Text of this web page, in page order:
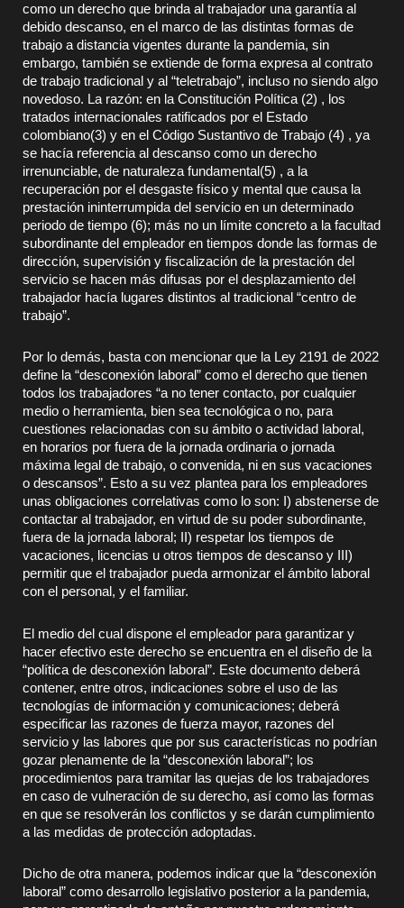
como un derecho que brinda al trabajador una garantía al
debido descanso, en el marco de las distintas formas de
trabajo a distancia vigentes durante la pandemia, sin
embargo, también se extiende de forma expresa al contrato
de trabajo tradicional y al “teletrabajo”, incluso no siendo algo
novedoso. La razón: en la Constitución Política (2) , los
tratados internacionales ratificados por el Estado
colombiano(3) y en el Código Sustantivo de Trabajo (4) , ya
se hacía referencia al descanso como un derecho
irrenunciable, de naturaleza fundamental(5) , a la
recuperación por el desgaste físico y mental que causa la
prestación ininterrumpida del servicio en un determinado
periodo de tiempo (6); más no un límite concreto a la facultad
subordinante del empleador en tiempos donde las formas de
dirección, supervisión y fiscalización de la prestación del
servicio se hacen más difusas por el desplazamiento del
trabajador hacía lugares distintos al tradicional “centro de
trabajo”.
Por lo demás, basta con mencionar que la Ley 2191 de 2022
define la “desconexión laboral” como el derecho que tienen
todos los trabajadores “a no tener contacto, por cualquier
medio o herramienta, bien sea tecnológica o no, para
cuestiones relacionadas con su ámbito o actividad laboral,
en horarios por fuera de la jornada ordinaria o jornada
máxima legal de trabajo, o convenida, ni en sus vacaciones
o descansos”. Esto a su vez plantea para los empleadores
unas obligaciones correlativas como lo son: I) abstenerse de
contactar al trabajador, en virtud de su poder subordinante,
fuera de la jornada laboral; II) respetar los tiempos de
vacaciones, licencias u otros tiempos de descanso y III)
permitir que el trabajador pueda armonizar el ámbito laboral
con el personal, y el familiar.
El medio del cual dispone el empleador para garantizar y
hacer efectivo este derecho se encuentra en el diseño de la
“política de desconexión laboral”. Este documento deberá
contener, entre otros, indicaciones sobre el uso de las
tecnologías de información y comunicaciones; deberá
especificar las razones de fuerza mayor, razones del
servicio y las labores que por sus características no podrían
gozar plenamente de la “desconexión laboral”; los
procedimientos para tramitar las quejas de los trabajadores
en caso de vulneración de su derecho, así como las formas
en que se resolverán los conflictos y se darán cumplimiento
a las medidas de protección adoptadas.
Dicho de otra manera, podemos indicar que la “desconexión
laboral” como desarrollo legislativo posterior a la pandemia,